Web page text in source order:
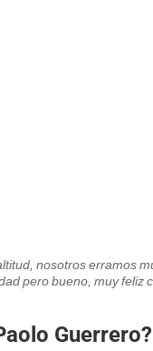
nosotros erramos
pero bueno, muy feliz
Guerrero?